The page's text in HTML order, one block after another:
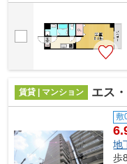
賃貸 | マンション エス
敷
地
歩